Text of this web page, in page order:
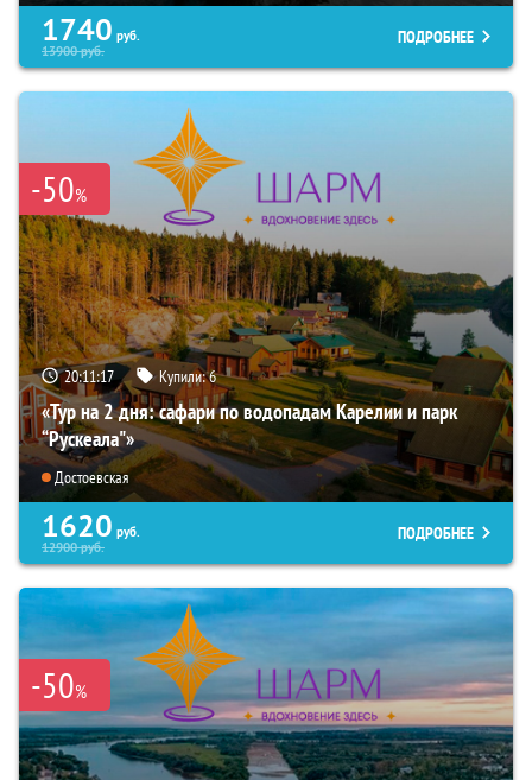
1740 руб.
13900руб.
ПОДРОБНЕЕ
-50%
20:11:16 Купили:6
«Тур на 2 дня: сафари по водопадам Карелии и парк
“Рускеала"»
Достоевская
1620 руб.
12900руб.
ПОДРОБНЕЕ
-50%